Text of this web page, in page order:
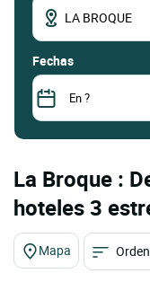
fechas
La Broque :
hoteles 3
Mapa